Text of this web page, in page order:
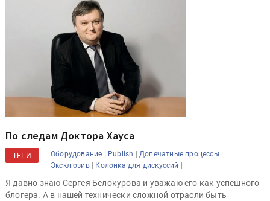
По следам Доктора Хауса
ТЕГИ Оборудование | Publish |Допечатные процессы|
Эксклюзив| Колонка для дискуссий |
Я давно знаю Сергея Белокурова и уважаю его как успешного
блогера. А в нашей технически сложной отрасли быть